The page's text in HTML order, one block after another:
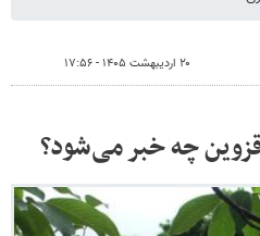
۲۰ اردیبهشت ۱۴۰۵ - ۱۷:۵۶
چه خبر می‌شود؟